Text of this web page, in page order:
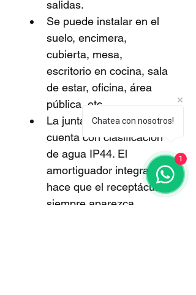
salidas.
Se puede instalar en el
suelo, encimera,
cubierta, mesa,
escritorio en cocina, sala
de estar, oficina, área
pública, etc.
La junta impermeable
cuenta con clasificación
de agua IP44. El
amortiguador integrado
hace que el receptáculo
siempre aparezca
Chatea con nosotros!
1